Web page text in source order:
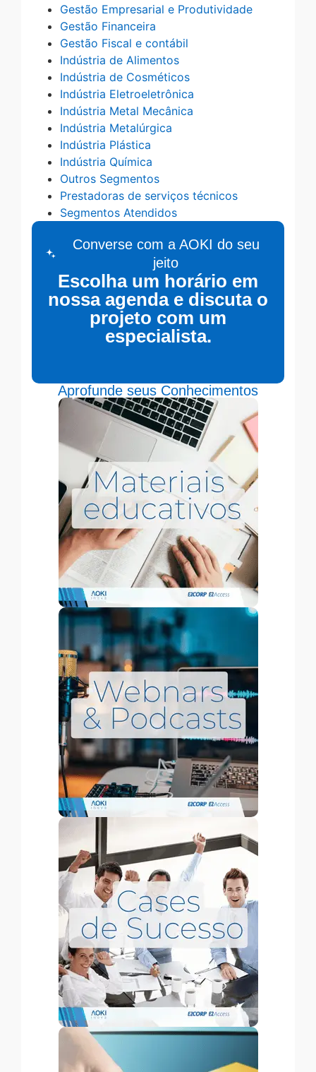
Gestão Empresarial e Produtividade
Gestão Financeira
Gestão Fiscal e contábil
Indústria de Alimentos
Indústria de Cosméticos
Indústria Eletroeletrônica
Indústria Metal Mecânica
Indústria Metalúrgica
Indústria Plástica
Indústria Química
Outros Segmentos
Prestadoras de serviços técnicos
Segmentos Atendidos
Converse com a AOKI do seu
jeito
Escolha um horário em
nossa agenda e discuta o
projeto com um
especialista.
Aprofunde seus Conhecimentos